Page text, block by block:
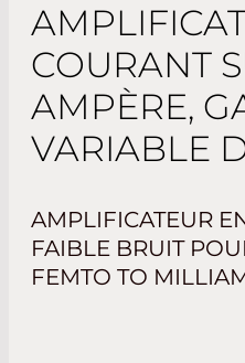
COURANT
AMPÈRE,
VARIABLE
AMPLIFICATEUR
FAIBLE BRUIT
FEMTO TO